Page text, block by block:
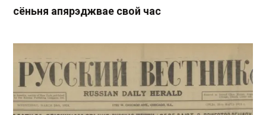
сёньня апярэджвае свой час